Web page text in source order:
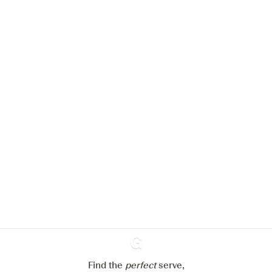
Ginventory
Find the perfectserve,
Refuser tout